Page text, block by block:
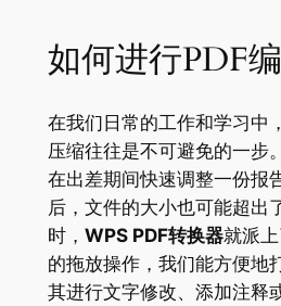
如何进行PDF
在我们日常的工作和学习中，
压缩往往是不可避免的一步
在出差期间快速调整一份报
后，文件的大小也可能超出
时， WPS PDF转换器就派
的拖放操作，我们能方便地
其进行文字修改、添加注释